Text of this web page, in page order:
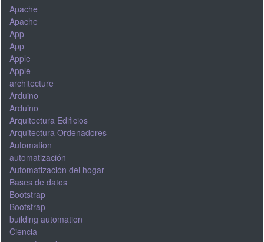
Apache
Apache
App
App
Apple
Apple
architecture
Arduino
Arduino
Arquitectura Edificios
Arquitectura Ordenadores
Automation
automatización
Automatización del hogar
Bases de datos
Bootstrap
Bootstrap
building automation
Ciencia